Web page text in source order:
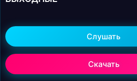
Слушать
Скачать